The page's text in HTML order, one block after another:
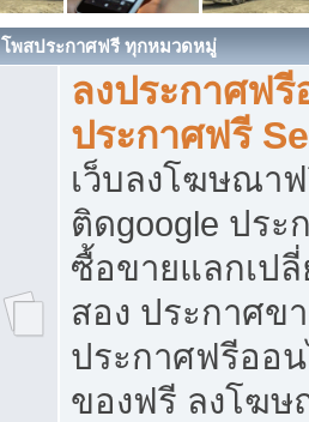
โพสประกาศฟรี ทุกหมวดหมู่
ลงประกาศฟ
ประกาศฟรี
เว็บลงโฆษณา
ติดgoogle ปร
ซื้อขายแลกเป
สอง ประกาศข
ประกาศฟรีออ
ของฟรี ลงโฆ